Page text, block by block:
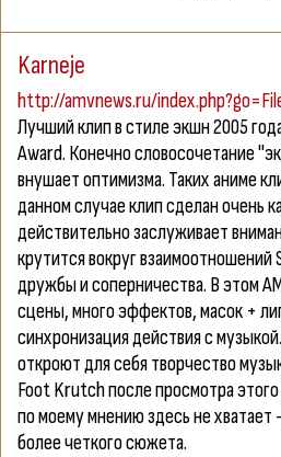
Karneje
http://amvnews.ru/
Лучший клип в стиле экшн 2005
Award. Конечно словосочетание
внушает оптимизма. Таких аниме
данном случае клип сделан очень
действительно заслуживает
крутится вокруг взаимоотношений
дружбы и соперничества. В этом
сцены, много эффектов, масок +
синхронизация действия с
откроют для себя творчество
Foot Krutch после просмотра
по моему мнению здесь не хватает
более четкого сюжета.